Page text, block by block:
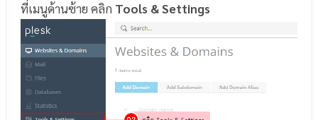
ที่เมนูด้านซ้าย คลิก Tools & Settings